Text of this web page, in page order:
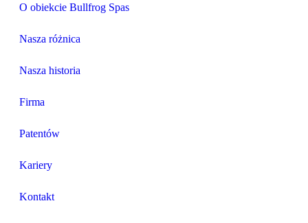
O obiekcie Bullfrog Spas
Nasza różnica
Nasza historia
Firma
Patentów
Kariery
Kontakt